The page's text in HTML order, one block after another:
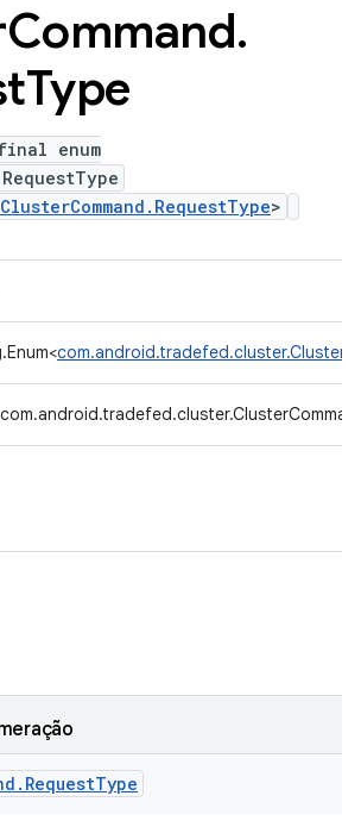
Command.
Type
enum
ClusterCommand.RequestType>
. RequestType